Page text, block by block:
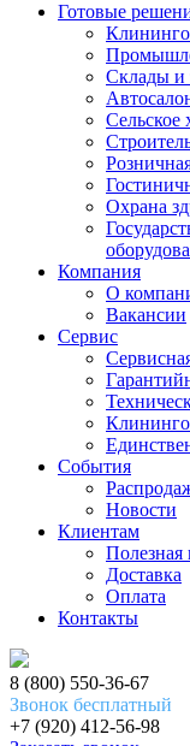
Готовые
Склады и
Сельское
Охрана
Компания
О
Вакансии
Сервис
События
Новости
Клиентам
Доставка
Оплата
Контакты
8 (800) 550-36-67
Звонок бесплатный
+7 (920) 412-56-98